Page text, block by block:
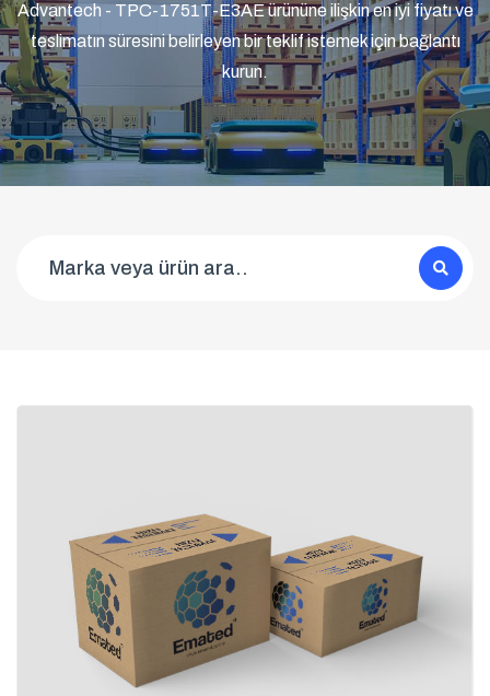
Advantech - TPC-1751T-E3AE ürününe ilişkin en iyi fiyatı ve
teslimatın süresini belirleyen bir teklif istemek için bağlantı
kurun.